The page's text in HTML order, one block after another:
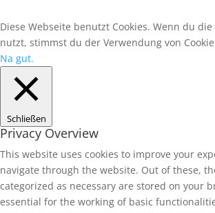
Diese Webseite benutzt Cookies. Wenn du
nutzt, stimmst du der Verwendung von
Na gut.
Schließen
Privacy Overview
This website uses cookies to improve your
navigate through the website. Out of these,
categorized as necessary are stored on your
essential for the working of basic